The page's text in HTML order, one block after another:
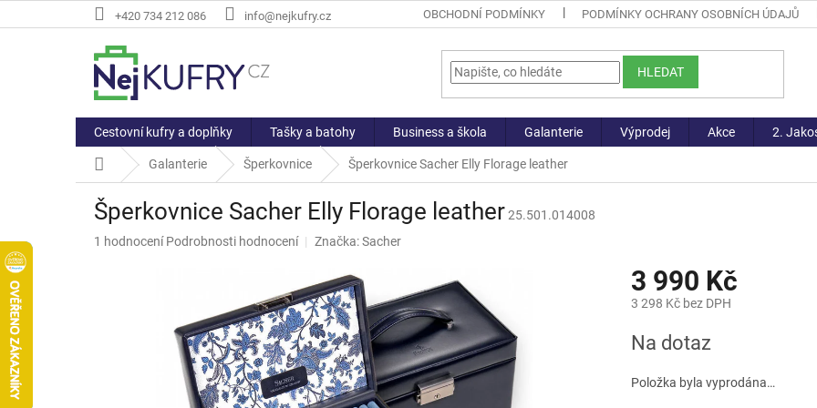
na
+420 734 212 086 info@nejkufry.cz OBCHODNÍ PODMÍNKY PODMÍNKY OCHRANY OSOBNÍCH ÚDAJŮ
HLEDAT
Cestovní kufry a doplňky Tašky a batohy Business a škola Galanterie Výprodej Akce 2.
Domů Galanterie Šperkovnice Šperkovnice Sacher Elly Florage leather
Šperkovnice Sacher Elly Florage leather25.501.014008
Průměrné
1 hodnocení Podrobnosti hodnocení Značka:Sacher
3 990 Kč
3 298 Kč bez DPH
cena:
Na dotaz
Položka byla vyprodána…